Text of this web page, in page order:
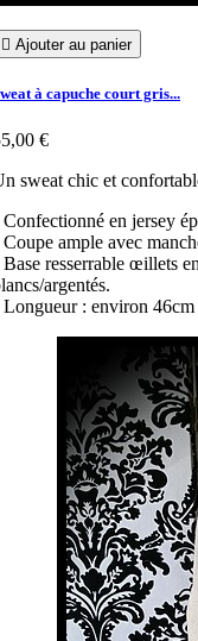
 Ajouter au panier
à capuche court gris...
€
sweat chic et
Confectionné en jersey
Coupe ample avec
Base resserrable œillets
argentés.
Longueur : environ 46cm